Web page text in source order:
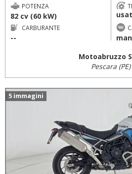
POTENZA
82 cv (60 kW)
CARBURANTE
--
Motoabruzzo
Pescara (PE)
5 immagini